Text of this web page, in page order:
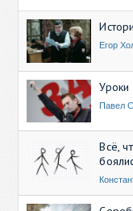
Егор
Уроки
Павел
Всё,